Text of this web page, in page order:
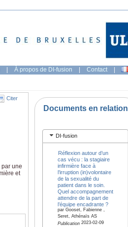
| À propos de DI-fusion | Contact |
Citer
une
et
Documents en relation
DI-fusion
Réflexion autour d’un
cas vécu : la stagiaire
infirmière face à
l’irruption (in)volontaire
de la sexualité du
patient dans le soin.
Quel accompagnement
attendre de la part de
l’équipe encadrante ?
par Gooset, Fabienne ,
Seret, Athénaïs AS
Publication2023-02-09